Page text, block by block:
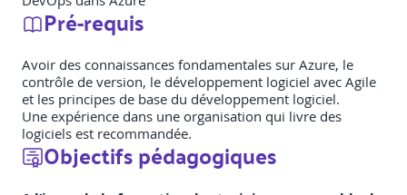
Pré-requis
Avoir des connaissances fondamentales sur Azure, le
contrôle de version, le développement logiciel avec Agile
et les principes de base du développement logiciel.
Une expérience dans une organisation qui livre des
logiciels est recommandée.
Objectifs pédagogiques